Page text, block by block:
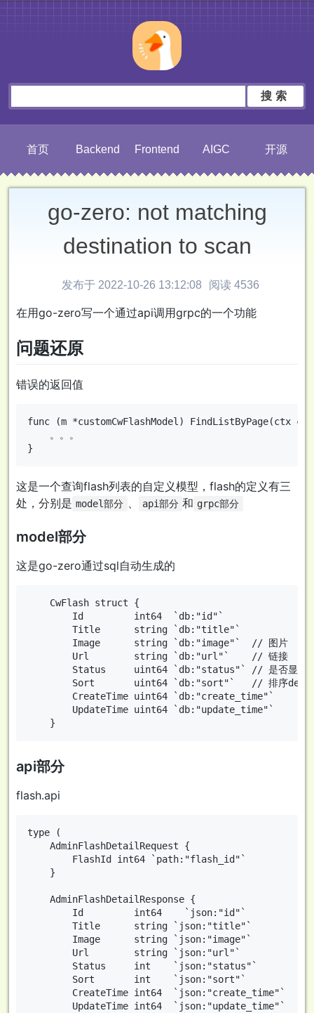
搜索
首页 Backend Frontend AIGC 开源
go-zero: not matching
destination to scan
发布于 2022-10-26 13:12:08 阅读 4536
在用go-zero写一个通过api调用grpc的一个功能
问题还原
错误的返回值
func (m *customCwFlashModel)
这是一个查询flash列表的自定义模型，flash的定义有三
处，分别是 model部分 、 api部分 和 grpc部分
model部分
这是go-zero通过sql自动生成的
api部分
flash.api
type (
    AdminFlashDetailRequest {
        FlashId int64 `path:"flash_id"`
    }
    AdminFlashDetailResponse {
        Id         int64    `json:"id"`
        Title      string `json:"title"`
        Image      string `json:"image"`
        Url        string `json:"url"`
        Status     int    `json:"status"`
        Sort       int    `json:"sort"`
        CreateTime int64  `json:"create_time"`
        UpdateTime int64  `json:"update_time"`